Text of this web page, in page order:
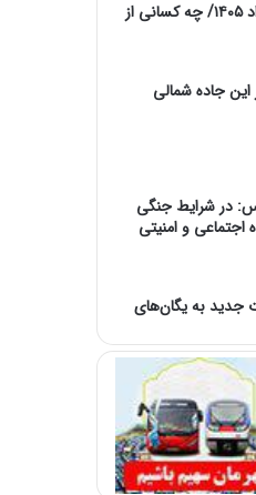
آغاز قطع یارانه نقدی و کالابرگ از مرداد ۱۴۰۵/ چه کسانی از
جاده شمالی
در شرایط جنگی
و امنیتی
جدید به یگان‌های